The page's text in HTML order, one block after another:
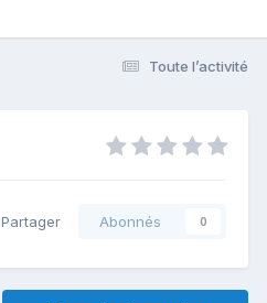
Toute l’activité
Partager Abonnés 0